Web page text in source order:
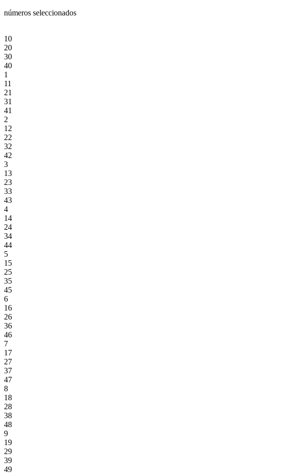
números seleccionados
10
20
30
40
1
11
21
31
41
2
12
22
32
42
3
13
23
33
43
4
14
24
34
44
5
15
25
35
45
6
16
26
36
46
7
17
27
37
47
8
18
28
38
48
9
19
29
39
49